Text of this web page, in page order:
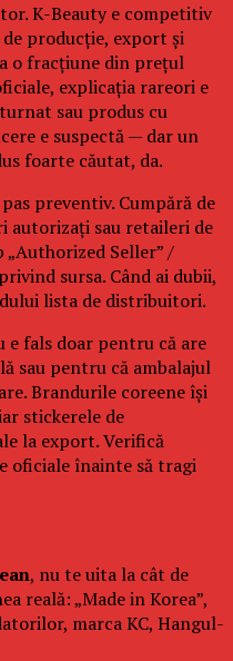
K-Beauty e competitiv
producție, export și
o fracțiune din prețul
explicația rareori e
sau produs cu
e suspectă — dar un
foarte căutat, da.
preventiv. Cumpără de
autorizați sau retaileri de
Seller” /
sursa. Când ai dubii,
lista de distribuitori.
e fals doar pentru că are
sau pentru că ambalajul
Brandurile coreene își
stickerele de
la export. Verifică
oficiale înainte să tragi
, nu te uita la cât de
reală: „Made in Korea”,
marca KC, Hangul-